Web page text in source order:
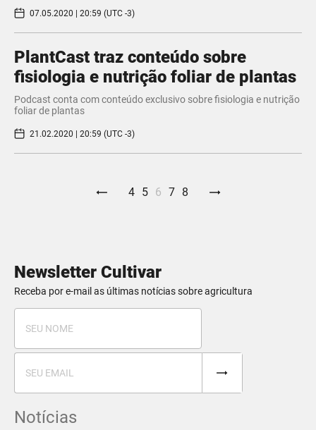
07.05.2020 | 20:59 (UTC -3)
PlantCast traz conteúdo sobre
fisiologia e nutrição foliar de plantas
Podcast conta com conteúdo exclusivo sobre fisiologia e nutrição
foliar de plantas
21.02.2020 | 20:59 (UTC -3)
4 5 6 7 8
Newsletter Cultivar
Receba por e-mail as últimas notícias sobre agricultura
Notícias